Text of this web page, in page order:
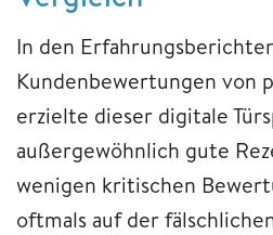
In den
Kundenbewertungen von
erzielte dieser digitale
außergewöhnlich gute
wenigen kritischen
oftmals auf der